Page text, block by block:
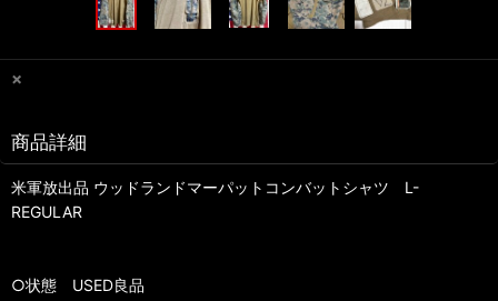
×
商品詳細
米軍放出品 ウッドランドマーパットコンバットシャツ L-
REGULAR
○状態 USED良品